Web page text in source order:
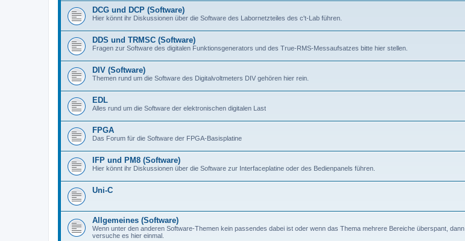
DCG und DCP (Software)
Hier könnt ihr Diskussionen über die Software des Labornetzteiles des c't-Lab führen.
DDS und TRMSC (Software)
Fragen zur Software des digitalen Funktionsgenerators und des True-RMS-Messaufsatzes bitte hier stellen.
DIV (Software)
Themen rund um die Software des Digitalvoltmeters DIV gehören hier rein.
EDL
Alles rund um die Software der elektronischen digitalen Last
FPGA
Das Forum für die Software der FPGA-Basisplatine
IFP und PM8 (Software)
Hier könnt ihr Diskussionen über die Software zur Interfaceplatine oder des Bedienpanels führen.
Uni-C
Allgemeines (Software)
Wenn unter den anderen Software-Themen kein passendes dabei ist oder wenn das Thema mehrere Bereiche überspant, dann
versuche es hier einmal.